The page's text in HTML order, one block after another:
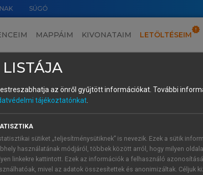
SÚGÓ
MAPPÁIM KIVONATAIM LETÖLTÉSEIM
írások 1897–1908 • Örök csillagok
1. Preanalitikus írások
csillagok
PléhCsaba
rendes tagja
az önről gyűjtött információkat. További
tájékoztatónkat.
sütiket „teljesítménysütiknek” is nevezik. Ezek a sütik
használatának módjáról, többek között arról, hogy milyen
linkekre kattintott. Ezek az információk a felhasználó
mivel az adatok összesítettek és anonimizáltak. Céljuk